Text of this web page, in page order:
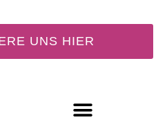
UNS HIER